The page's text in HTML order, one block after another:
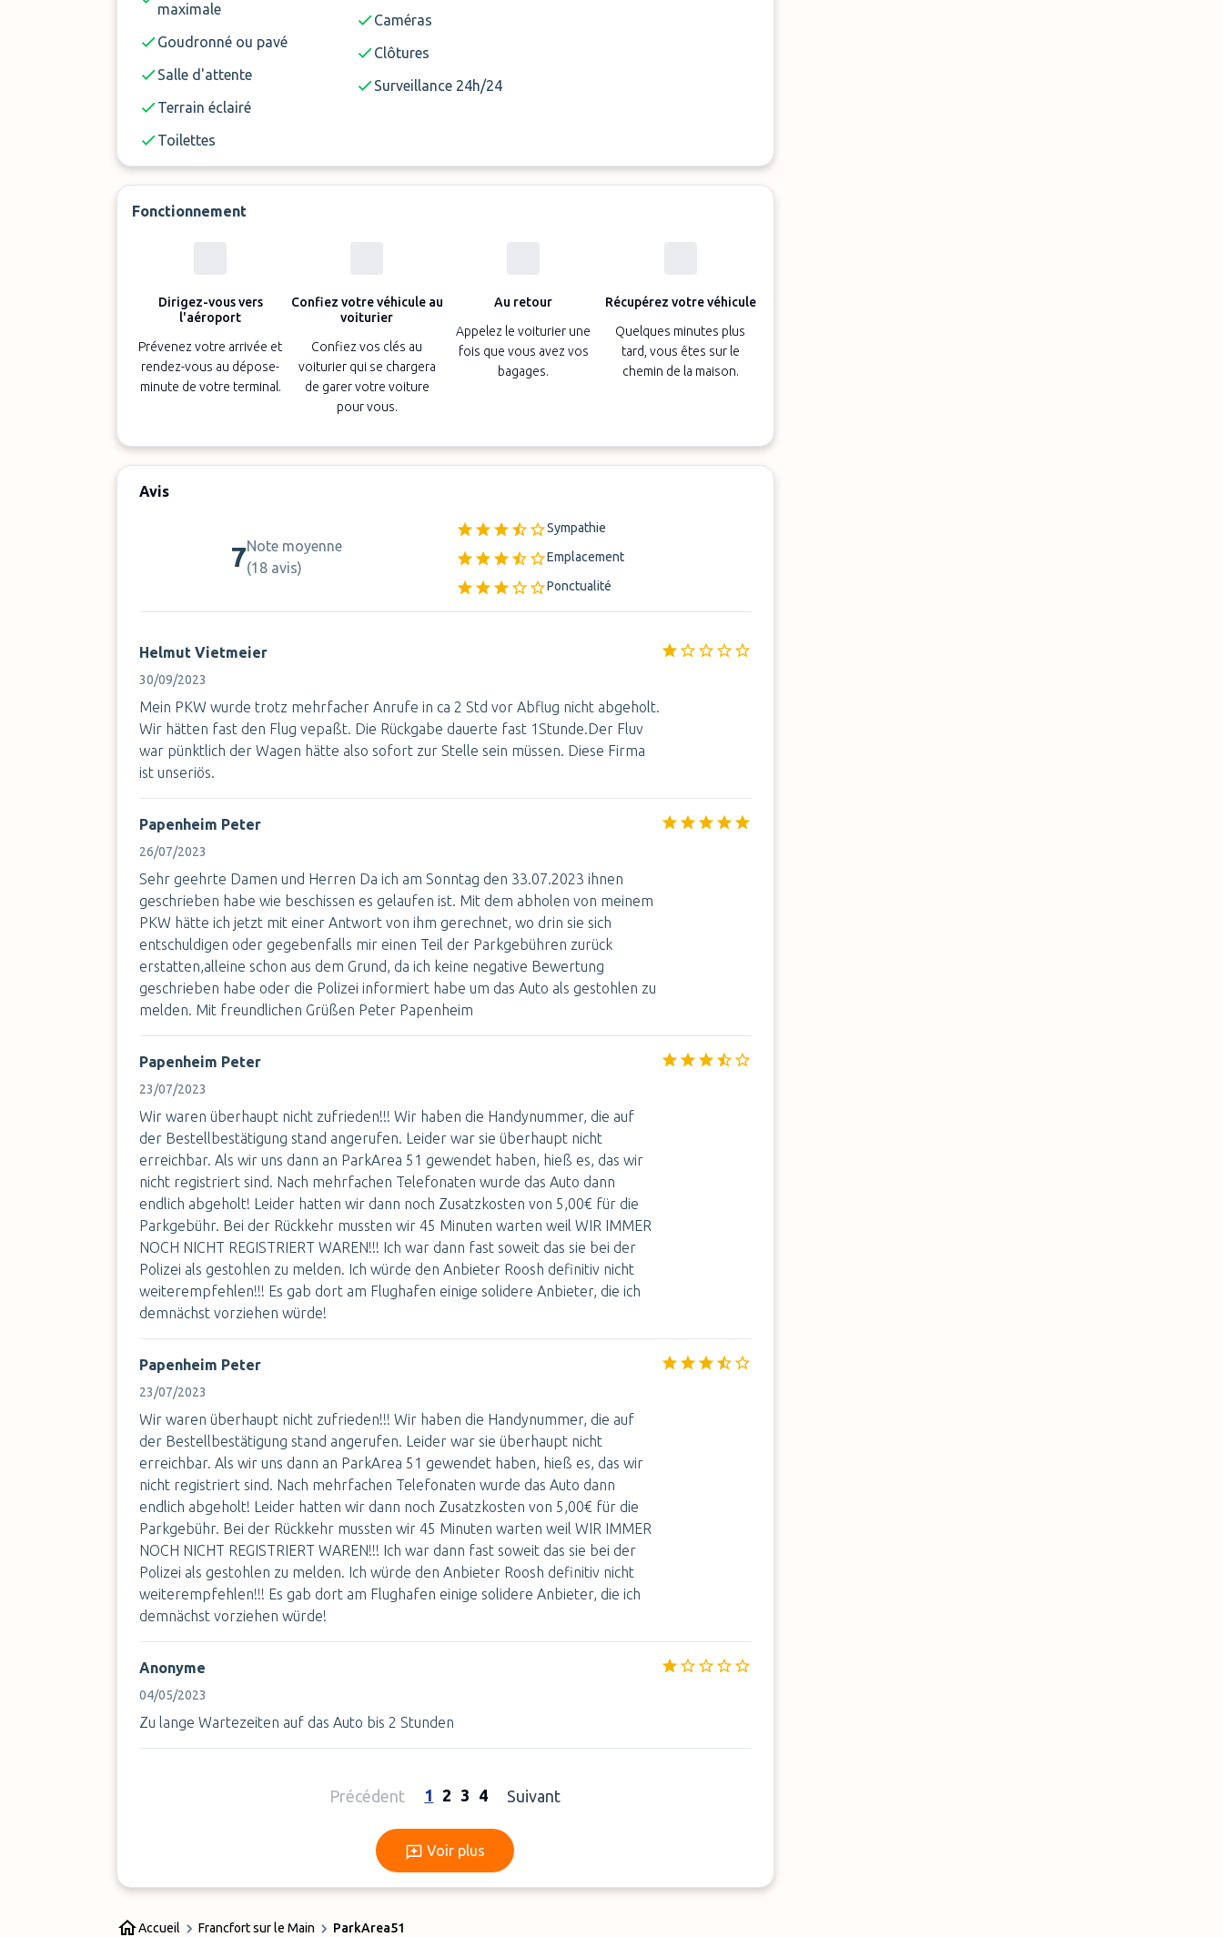
maximale
Goudronné ou pavé
Salle d'attente
Terrain éclairé
Toilettes
Caméras
Clôtures
Surveillance 24h/24
Fonctionnement
Dirigez-vous vers
l'aéroport
Prévenez votre arrivée et
rendez-vous au dépose-
minute de votre terminal.
Confiez votre véhicule au
voiturier
Confiez vos clés au
voiturier qui se chargera
de garer votre voiture
pour vous.
Au retour
Appelez le voiturier une
fois que vous avez vos
bagages.
Récupérez votre véhicule
Quelques minutes plus
tard, vous êtes sur le
chemin de la maison.
Avis
7Note moyenne
(18 avis)
Sympathie
Emplacement
Ponctualité
Helmut Vietmeier
30/09/2023
Mein PKW wurde trotz mehrfacher Anrufe in ca 2 Std vor Abflug nicht abgeholt.
Wir hätten fast den Flug vepaßt. Die Rückgabe dauerte fast 1Stunde.Der Fluv
war pünktlich der Wagen hätte also sofort zur Stelle sein müssen. Diese Firma
ist unseriös.
Papenheim Peter
26/07/2023
Sehr geehrte Damen und Herren Da ich am Sonntag den 33.07.2023 ihnen
geschrieben habe wie beschissen es gelaufen ist. Mit dem abholen von meinem
PKW hätte ich jetzt mit einer Antwort von ihm gerechnet, wo drin sie sich
entschuldigen oder gegebenfalls mir einen Teil der Parkgebühren zurück
erstatten,alleine schon aus dem Grund, da ich keine negative Bewertung
geschrieben habe oder die Polizei informiert habe um das Auto als gestohlen zu
melden. Mit freundlichen Grüßen Peter Papenheim
Papenheim Peter
23/07/2023
Wir waren überhaupt nicht zufrieden!!! Wir haben die Handynummer, die auf
der Bestellbestätigung stand angerufen. Leider war sie überhaupt nicht
erreichbar. Als wir uns dann an ParkArea 51 gewendet haben, hieß es, das wir
nicht registriert sind. Nach mehrfachen Telefonaten wurde das Auto dann
endlich abgeholt! Leider hatten wir dann noch Zusatzkosten von 5,00€ für die
Parkgebühr. Bei der Rückkehr mussten wir 45 Minuten warten weil WIR IMMER
NOCH NICHT REGISTRIERT WAREN!!! Ich war dann fast soweit das sie bei der
Polizei als gestohlen zu melden. Ich würde den Anbieter Roosh definitiv nicht
weiterempfehlen!!! Es gab dort am Flughafen einige solidere Anbieter, die ich
demnächst vorziehen würde!
Papenheim Peter
23/07/2023
Wir waren überhaupt nicht zufrieden!!! Wir haben die Handynummer, die auf
der Bestellbestätigung stand angerufen. Leider war sie überhaupt nicht
erreichbar. Als wir uns dann an ParkArea 51 gewendet haben, hieß es, das wir
nicht registriert sind. Nach mehrfachen Telefonaten wurde das Auto dann
endlich abgeholt! Leider hatten wir dann noch Zusatzkosten von 5,00€ für die
Parkgebühr. Bei der Rückkehr mussten wir 45 Minuten warten weil WIR IMMER
NOCH NICHT REGISTRIERT WAREN!!! Ich war dann fast soweit das sie bei der
Polizei als gestohlen zu melden. Ich würde den Anbieter Roosh definitiv nicht
weiterempfehlen!!! Es gab dort am Flughafen einige solidere Anbieter, die ich
demnächst vorziehen würde!
Anonyme
04/05/2023
Zu lange Wartezeiten auf das Auto bis 2 Stunden
Précédent 1 2 3 4 Suivant
Voir plus
Accueil Francfort sur le Main ParkArea51